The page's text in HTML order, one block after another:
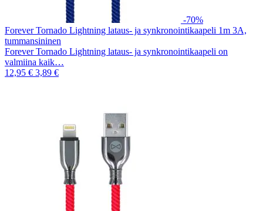
-70%
Forever Tornado Lightning lataus- ja synkronointikaapeli 1m 3A,
tummansininen
Forever Tornado Lightning lataus- ja synkronointikaapeli on
valmiina kaik…
12,95 € 3,89 €